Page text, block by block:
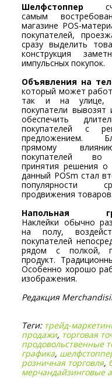
Шелфстоппер
самым
магазине POS-
покупателей,
сразу выделить
конструкция
импульсных покупок.
Объявления на
который может
так и на улице,
покупатели
обеспечить
покупателей с
предложением.
прямому
покупателей
принятия решения о
данный POSm стал
популярности
продвижения товаров.
Напольная
Наклейки обычно
на полу,
покупателей
рядом с полкой,
продукт.
Особенно хорошо
изображения.
Редакция
Теги: трейд-
продажи, торговая
продовольственные
графика,
розничная торговля,
мерчандайзинговые